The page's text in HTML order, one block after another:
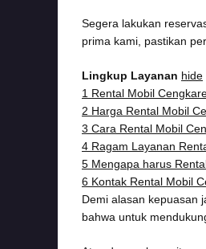
Segera lakukan
prima kami, pastikan
Lingkup Layanan hide
1 Rental Mobil
2 Harga Rental Mobil
3 Cara Rental Mobil
4 Ragam Layanan
5 Mengapa harus
6 Kontak Rental Mobil
Demi alasan kepuasan
bahwa untuk